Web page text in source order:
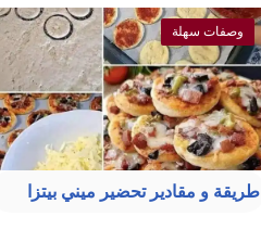
وصفات سهلة
طريقة و مقادير تحضير ميني بيتزا